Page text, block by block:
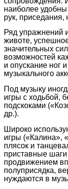
наиболее
рук,
Ряд упражнений
животе,
значительных
возможностей
и опускание ног
музыкального
Под музыку
игры с ходьбой,
подскоками
др.).
Широко
игры («Калина»,
плясок и
приставные
продвижением
полуприсядка,
нуждаются в